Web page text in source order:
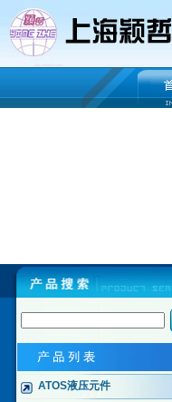
ATOS液压元件